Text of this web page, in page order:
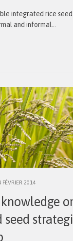
integrated rice
and informal…
FÉVRIER 2014
seed